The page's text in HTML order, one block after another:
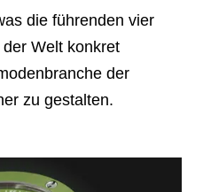
die führenden vier
Welt konkret
der
zu gestalten.